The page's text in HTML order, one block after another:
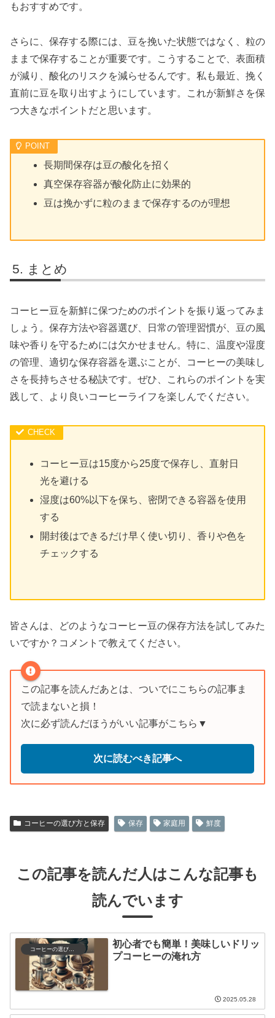
もおすすめです。
さらに、保存する際には、豆を挽いた状態ではなく、粒の
ままで保存することが重要です。こうすることで、表面積
が減り、酸化のリスクを減らせるんです。私も最近、挽く
直前に豆を取り出すようにしています。これが新鮮さを保
つ大きなポイントだと思います。
長期間保存は豆の酸化を招く
真空保存容器が酸化防止に効果的
豆は挽かずに粒のままで保存するのが理想
まとめ
コーヒー豆を新鮮に保つためのポイントを振り返ってみま
しょう。保存方法や容器選び、日常の管理習慣が、豆の風
味や香りを守るためには欠かせません。特に、温度や湿度
の管理、適切な保存容器を選ぶことが、コーヒーの美味し
さを長持ちさせる秘訣です。ぜひ、これらのポイントを実
践して、より良いコーヒーライフを楽しんでください。
コーヒー豆は15度から25度で保存し、直射日
光を避ける
湿度は60%以下を保ち、密閉できる容器を使用
する
開封後はできるだけ早く使い切り、香りや色を
チェックする
皆さんは、どのようなコーヒー豆の保存方法を試してみた
いですか？コメントで教えてください。
この記事を読んだあとは、ついでにこちらの記事ま
で読まないと損！
次に必ず読んだほうがいい記事がこちら▼
次に読むべき記事へ
コーヒーの選び方と保存 保存 家庭用 鮮度
この記事を読んだ人はこんな記事も
読んでいます
コーヒーの選び方と保存
初心者でも簡単！美味しいドリッ
プコーヒーの淹れ方
2025.05.28